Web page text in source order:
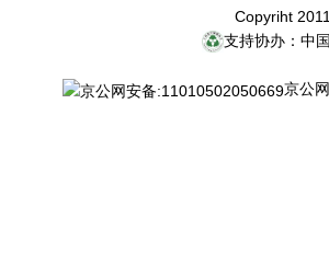
Copyriht
支持协办：中
京公